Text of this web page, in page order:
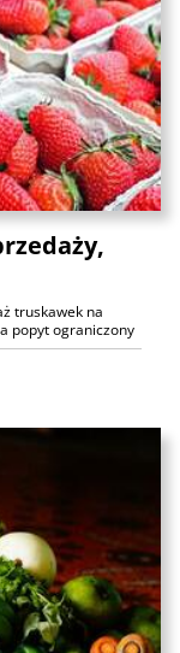
truskawek na
popyt ograniczony